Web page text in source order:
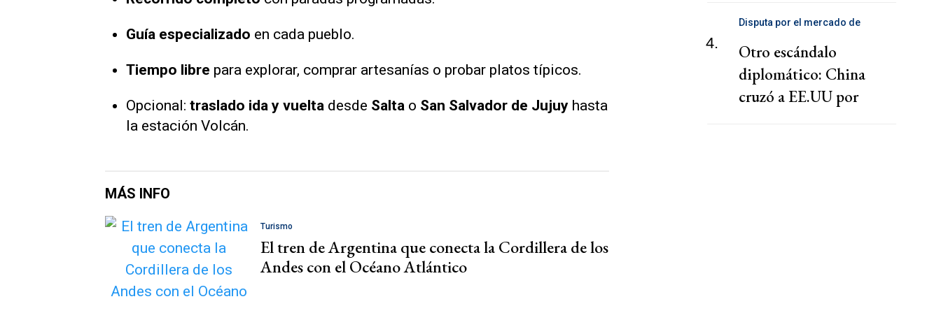
Guía especializado en cada pueblo.
Tiempo libre para explorar, comprar artesanías o probar platos típicos.
Opcional: traslado ida y vuelta desde Salta o San Salvador de Jujuy hasta
la estación Volcán.
MÁS INFO
Turismo
El tren de Argentina que conecta la Cordillera de los
Andes con el Océano Atlántico
4.
Disputa por el mercado de
Otro escándalo
diplomático: China
cruzó a EE.UU por